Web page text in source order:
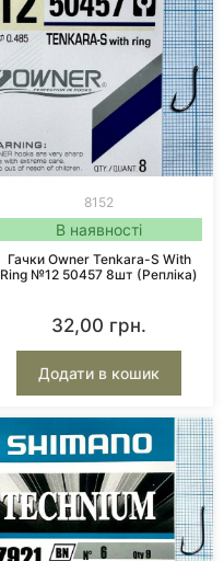
8152
В наявності
Гачки Owner Tenkara-S With
Ring №12 50457 8шт (репліка)
32,00 грн.
Додати в кошик